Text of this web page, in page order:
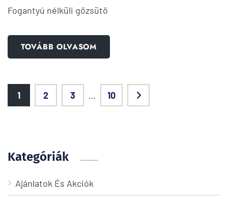
Fogantyú nélküli gőzsütő
TOVÁBB OLVASOM
1 2 3 … 10
Kategóriák
Ajánlatok És Akciók